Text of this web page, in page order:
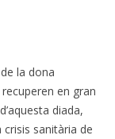
la dona
en gran
diada,
crisis sanitària de